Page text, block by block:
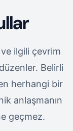
ilgili çevrim
Belirli
herhangi bir
anlaşmanın
geçmez.